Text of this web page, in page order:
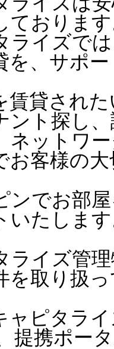
ております
ライズで
を、サポ
賃貸され
ント探し
ネットワ
お客様の
ンでお部
いたします
ライズ管
を取り扱
ャピタラ
提携ポー